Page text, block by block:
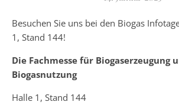
Besuchen Sie uns bei den Biogas
1, Stand 144!
Die Fachmesse für Biogaserzeugung
Biogasnutzung
Halle 1, Stand 144